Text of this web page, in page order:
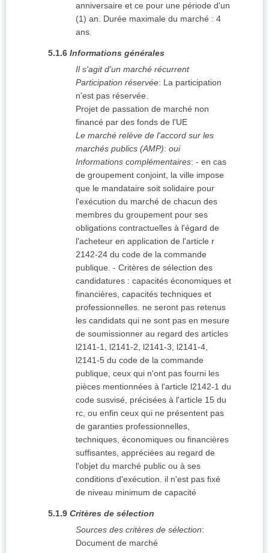
anniversaire et ce pour une période d'un
(1) an. Durée maximale du marché : 4
ans.
5.1.6 Informations générales
Il s'agit d'un marché récurrent
Participation réservée: La participation
n'est pas réservée.
Projet de passation de marché non
financé par des fonds de l'UE
Le marché relève de l'accord sur les
marchés publics (AMP): oui
Informations complémentaires: - en cas
de groupement conjoint, la ville impose
que le mandataire soit solidaire pour
l'exécution du marché de chacun des
membres du groupement pour ses
obligations contractuelles à l'égard de
l'acheteur en application de l'article r
2142-24 du code de la commande
publique. - Critères de sélection des
candidatures : capacités économiques et
financières, capacités techniques et
professionnelles. ne seront pas retenus
les candidats qui ne sont pas en mesure
de soumissionner au regard des articles
l2141-1, l2141-2, l2141-3, l2141-4,
l2141-5 du code de la commande
publique, ceux qui n'ont pas fourni les
pièces mentionnées à l'article l2142-1 du
code susvisé, précisées à l'article 15 du
rc, ou enfin ceux qui ne présentent pas
de garanties professionnelles,
techniques, économiques ou financières
suffisantes, appréciées au regard de
l'objet du marché public ou à ses
conditions d'exécution. il n'est pas fixé
de niveau minimum de capacité
5.1.9 Critères de sélection
Sources des critères de sélection:
Document de marché